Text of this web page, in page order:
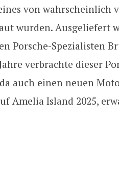
von wahrscheinlich
wurden. Ausgeliefert
Porsche-Spezialisten
verbrachte dieser
auch einen neuen
Amelia Island 2025,